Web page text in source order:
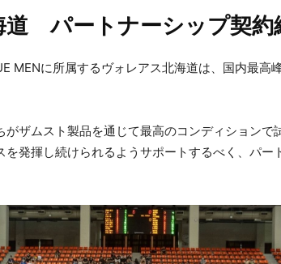
道 パートナーシップ契約
MENに所属するヴォレアス北海道は、国内最高
がザムスト製品を通じて最高のコンディションで
を発揮し続けられるようサポートするべく、パー